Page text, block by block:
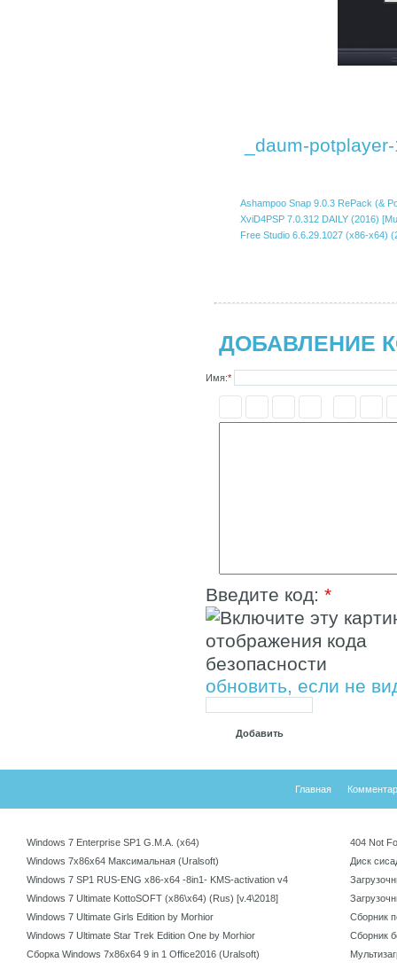
_daum-
Ashampoo Snap 9.0.3 RePack (&
XviD4PSP 7.0.312 DAILY (2016)
Free Studio 6.6.29.1027 (x86-x64)
ДОБАВЛЕНИЕ
Имя:*
Введите код: *
обновить, если не
Добавить
Главная
Windows 7 Enterprise SP1 G.M.A. (х64)
Windows 7x86x64 Максимальная (Uralsoft)
Windows 7 SP1 RUS-ENG x86-x64 -8in1- KMS-activation v4
Windows 7 Ultimate KottoSOFT (x86\x64) (Rus) [v.4\2018]
Windows 7 Ultimate Girls Edition by Morhior
Windows 7 Ultimate Star Trek Edition One by Morhior
Сборка Windows 7x86x64 9 in 1 Office2016 (Uralsoft)
404 Not
Диск
Сборник
Сборник
v12.0 by